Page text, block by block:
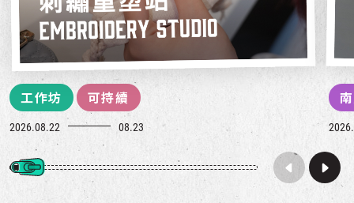
工作坊 可持續
2026.08.22 08.23